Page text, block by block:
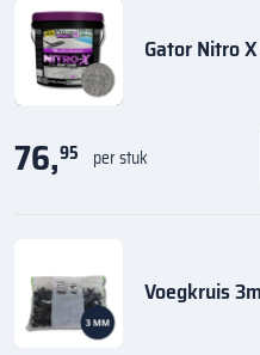
Gator Nitro
76,95 per stuk
Voegkruis